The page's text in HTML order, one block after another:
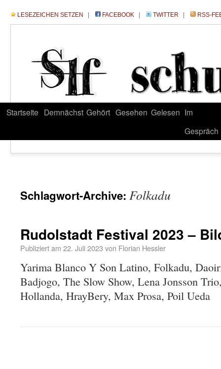
LESEZEICHEN SETZEN FACEBOOK TWITTER RSS-
Startseite Demnächst Gehört Gesehen Gelesen Im
Gespräch
Schlagwort-Archive: Folkadu
Rudolstadt Festival 2023 –
Publiziert am 22. Juli 2023 von Florian Hessler
Yarima Blanco Y Son Latino, Folkadu,
Badjogo, The Slow Show, Lena Jonsson
Hollanda, HrayBery, Max Prosa, Poil Ueda